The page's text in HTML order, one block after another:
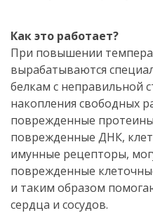
Как это работает?
При повышении
вырабатываются
белкам с неправильной
накопления свободных
поврежденные
поврежденные ДНК,
имунные рецепторы,
поврежденные
и таким образом
сердца и сосудов.